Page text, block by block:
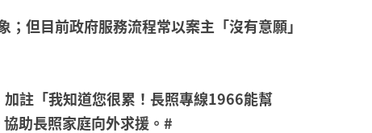
但目前政府服務流程常以案主「沒有意願」
註「我知道您很累！長照專線1966能幫
助長照家庭向外求援。#